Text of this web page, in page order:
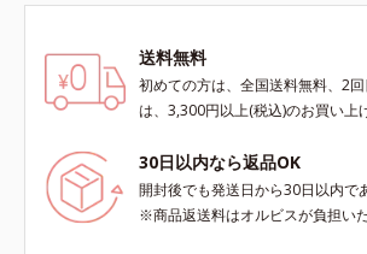
送料無料
初めての方は、全国送料無料、2
は、3,300円以上(税込)のお買い上
30日以内なら返品OK
開封後でも発送日から30日以内で
※商品返送料はオルビスが負担い